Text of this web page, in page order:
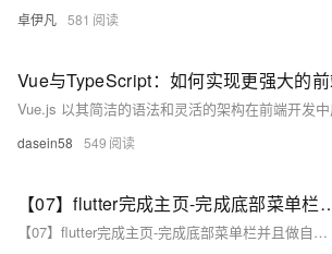
卓伊凡 581
Vue与TypeScript：如何实现更强大的
dasein58 549
【07】flutter完成主页-完成底部菜单栏并且做自定义组件-完整短视频仿抖音上下滑动页面-开发完
【07】flutter完成主页-完成底部菜单栏并且做自定义组件-完整短视频仿抖音上下滑动页面-开发完整的社交APP-前端客户端开发+数据联调|以优雅草商业项目为例做开发-flutter开发-全流程-商业应用级实战开发-优雅草央千澈